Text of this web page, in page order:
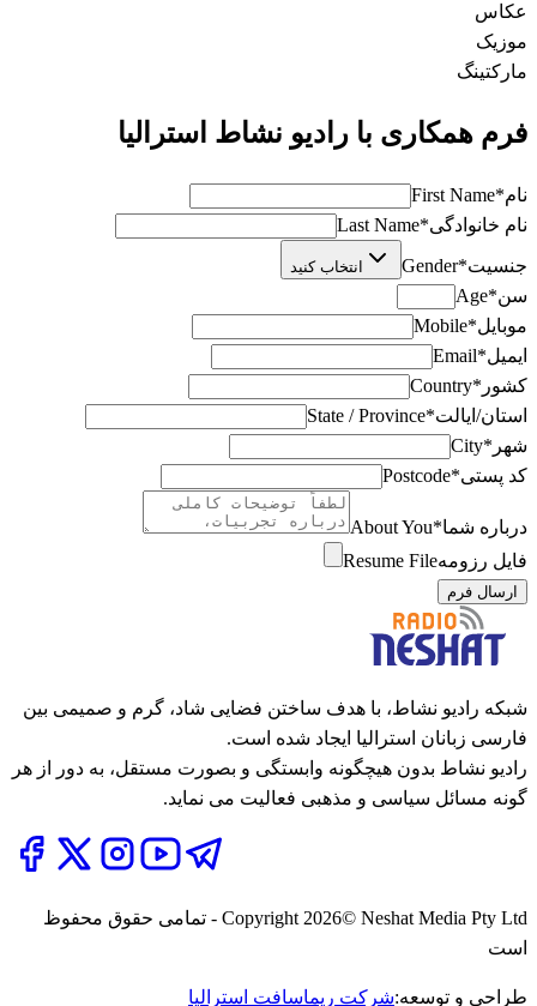
عکاس
موزیک
مارکتینگ
فرم همکاری با رادیو نشاط استرالیا
نام*
First Name
نام خانوادگی*
Last Name
جنسیت*
Gender انتخاب کنید
سن*
Age
موبایل*
Mobile
ایمیل*
Email
کشور *
Country
استان/ایالت*
State / Province
شهر *
City
کد پستی*
Postcode
درباره شما*
About You
فایل رزومهResume File
ارسال فرم
شبکه رادیو نشاط، با هدف ساختن فضایی شاد، گرم و صمیمی بین
فارسی زبانان استرالیا ایجاد شده است.
رادیو نشاط بدون هیچگونه وابستگی و بصورت مستقل، به دور از هر
گونه مسائل سیاسی و مذهبی فعالیت می نماید.
Copyright 2026
© Neshat Media Pty Ltd - تمامی حقوق محفوظ
است
طراحی و توسعه:شرکت ریماسافت استرالیا